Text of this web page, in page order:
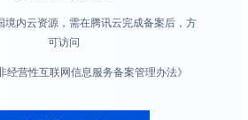
境内云资源，需在腾讯云完成备案后，方
可访问
经营性互联网信息服务备案管理办法》